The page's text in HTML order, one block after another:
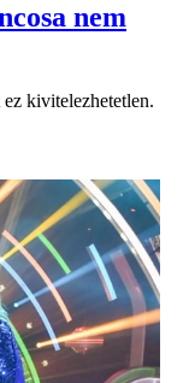
nem
kivitelezhetetlen.